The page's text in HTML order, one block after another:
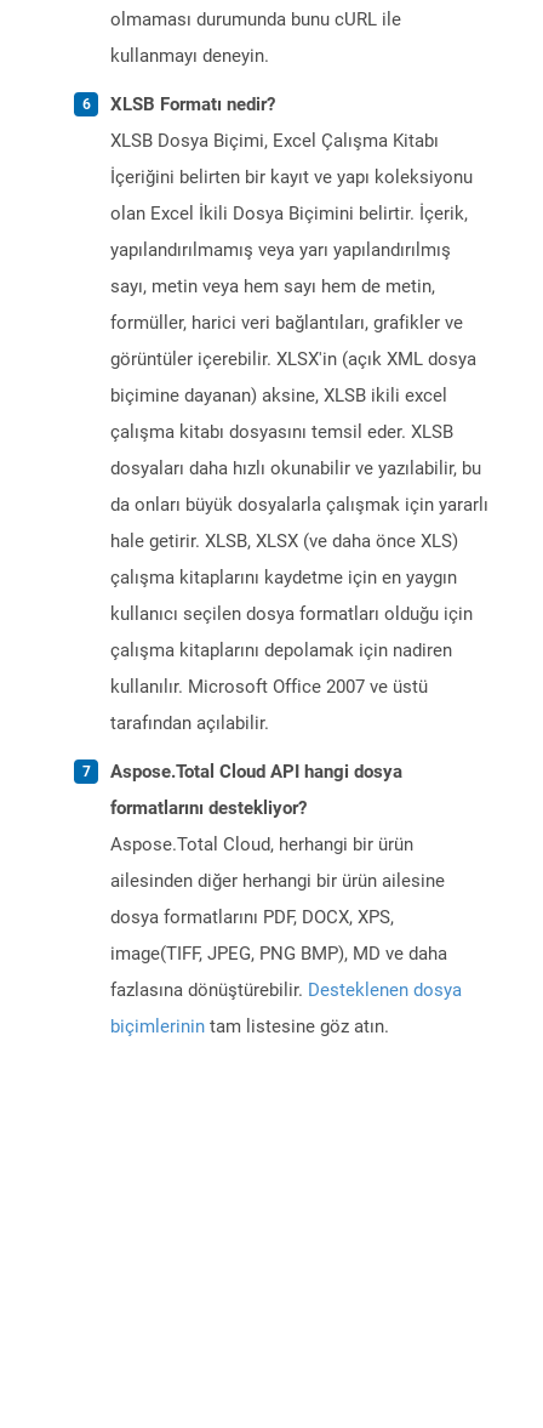
olmaması durumunda bunu cURL ile
kullanmayı deneyin.
XLSB Formatı nedir?
XLSB Dosya Biçimi, Excel Çalışma Kitabı
İçeriğini belirten bir kayıt ve yapı koleksiyonu
olan Excel İkili Dosya Biçimini belirtir. İçerik,
yapılandırılmamış veya yarı yapılandırılmış
sayı, metin veya hem sayı hem de metin,
formüller, harici veri bağlantıları, grafikler ve
görüntüler içerebilir. XLSX'in (açık XML dosya
biçimine dayanan) aksine, XLSB ikili excel
çalışma kitabı dosyasını temsil eder. XLSB
dosyaları daha hızlı okunabilir ve yazılabilir, bu
da onları büyük dosyalarla çalışmak için yararlı
hale getirir. XLSB, XLSX (ve daha önce XLS)
çalışma kitaplarını kaydetme için en yaygın
kullanıcı seçilen dosya formatları olduğu için
çalışma kitaplarını depolamak için nadiren
kullanılır. Microsoft Office 2007 ve üstü
tarafından açılabilir.
Aspose.Total Cloud API hangi dosya
formatlarını destekliyor?
Aspose.Total Cloud, herhangi bir ürün
ailesinden diğer herhangi bir ürün ailesine
dosya formatlarını PDF, DOCX, XPS,
image(TIFF, JPEG, PNG BMP), MD ve daha
fazlasına dönüştürebilir. Desteklenen dosya
biçimlerinin tam listesine göz atın.